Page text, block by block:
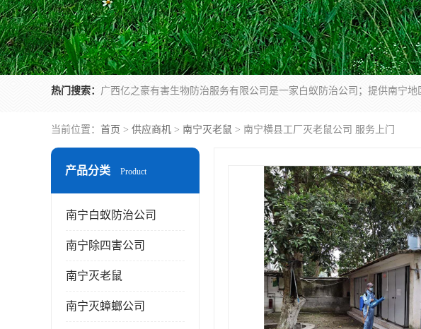
热门搜索：
当前位置： 首页 > 供应商机 > 南宁灭老鼠 > 南宁横县工厂灭老鼠公司 服务上门
产品分类 Product
南宁白蚁防治公司
南宁除四害公司
南宁灭老鼠
南宁灭蟑螂公司